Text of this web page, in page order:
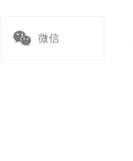
 微信